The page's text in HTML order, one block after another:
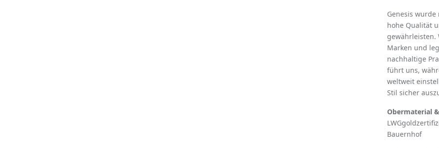
Genesis
hohe Qualität
gewährleisten.
Marken und
nachhaltige
führt uns,
weltweit
Stil sicher
Obermaterial
Bauernhof